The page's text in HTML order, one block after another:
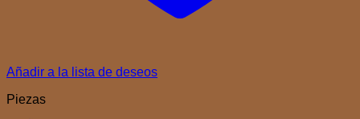
Añadir a la lista de deseos
Piezas